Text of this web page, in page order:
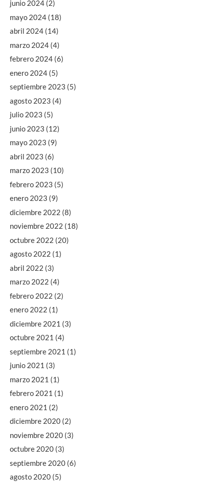
junio 2024 (2)
mayo 2024 (18)
abril 2024 (14)
marzo 2024 (4)
febrero 2024 (6)
enero 2024 (5)
septiembre 2023 (5)
agosto 2023 (4)
julio 2023 (5)
junio 2023 (12)
mayo 2023 (9)
abril 2023 (6)
marzo 2023 (10)
febrero 2023 (5)
enero 2023 (9)
diciembre 2022 (8)
noviembre 2022 (18)
octubre 2022 (20)
agosto 2022 (1)
abril 2022 (3)
marzo 2022 (4)
febrero 2022 (2)
enero 2022 (1)
diciembre 2021 (3)
octubre 2021 (4)
septiembre 2021 (1)
junio 2021 (3)
marzo 2021 (1)
febrero 2021 (1)
enero 2021 (2)
diciembre 2020 (2)
noviembre 2020 (3)
octubre 2020 (3)
septiembre 2020 (6)
agosto 2020 (5)